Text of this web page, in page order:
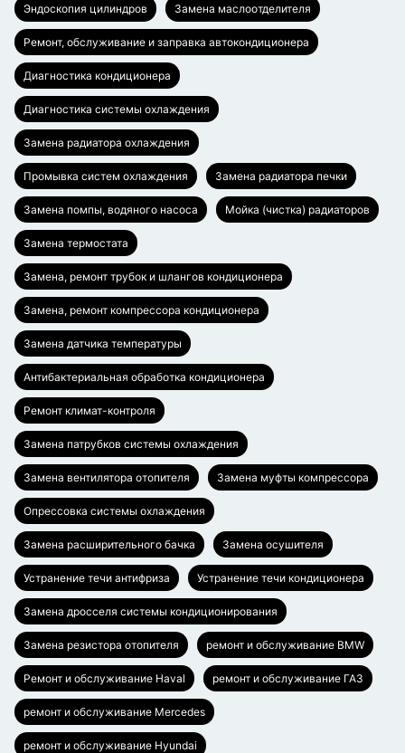
Эндоскопия цилиндров Замена маслоотделителя
Ремонт, обслуживание и заправка автокондиционера
Диагностика кондиционера
Диагностика системы охлаждения
Замена радиатора охлаждения
Промывка систем охлаждения Замена радиатора печки
Замена помпы, водяного насоса Мойка (чистка) радиаторов
Замена термостата
Замена, ремонт трубок и шлангов кондиционера
Замена, ремонт компрессора кондиционера
Замена датчика температуры
Антибактериальная обработка кондиционера
Ремонт климат-контроля
Замена патрубков системы охлаждения
Замена вентилятора отопителя Замена муфты компрессора
Опрессовка системы охлаждения
Замена расширительного бачка Замена осушителя
Устранение течи антифриза Устранение течи кондиционера
Замена дросселя системы кондиционирования
Замена резистора отопителя ремонт и обслуживание BMW
Ремонт и обслуживание Haval ремонт и обслуживание ГАЗ
ремонт и обслуживание Mercedes
ремонт и обслуживание Hyundai